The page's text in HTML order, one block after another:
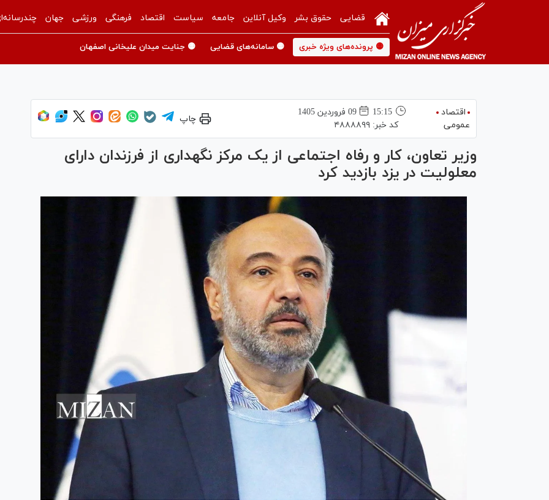
قضایی حقوق بشر وکیل آنلاین جامعه سیاست اقتصاد فرهنگی ورزشی جهان
🟡 پرونده‌های ویژه خبری 🟡 سامانه‌های قضایی 🟡 جنایت میدان علیخانی اصفهان
اقتصاد
عمومی
15:15
09 فروردين 1405
کد خبر: ۴۸۸۸۸۹۹
چاپ
وزیر تعاون، کار و رفاه اجتماعی از یک مرکز نگهداری از فرزندان دارای
معلولیت در یزد بازدید کرد